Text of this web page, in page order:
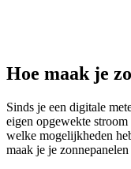
Hoe maak je
Sinds je een digitale
eigen opgewekte
welke mogelijkheden
maak je je